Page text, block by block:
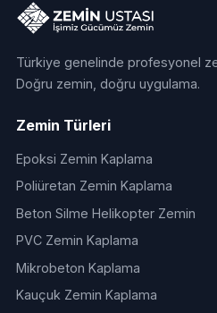
Türkiye genelinde profesyonel
Doğru zemin, doğru uygulama.
Zemin Türleri
Epoksi Zemin Kaplama
Poliüretan Zemin Kaplama
Beton Silme Helikopter Zemin
PVC Zemin Kaplama
Mikrobeton Kaplama
Kauçuk Zemin Kaplama